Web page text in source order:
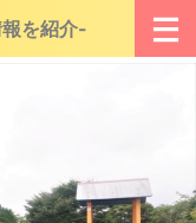
を紹介-